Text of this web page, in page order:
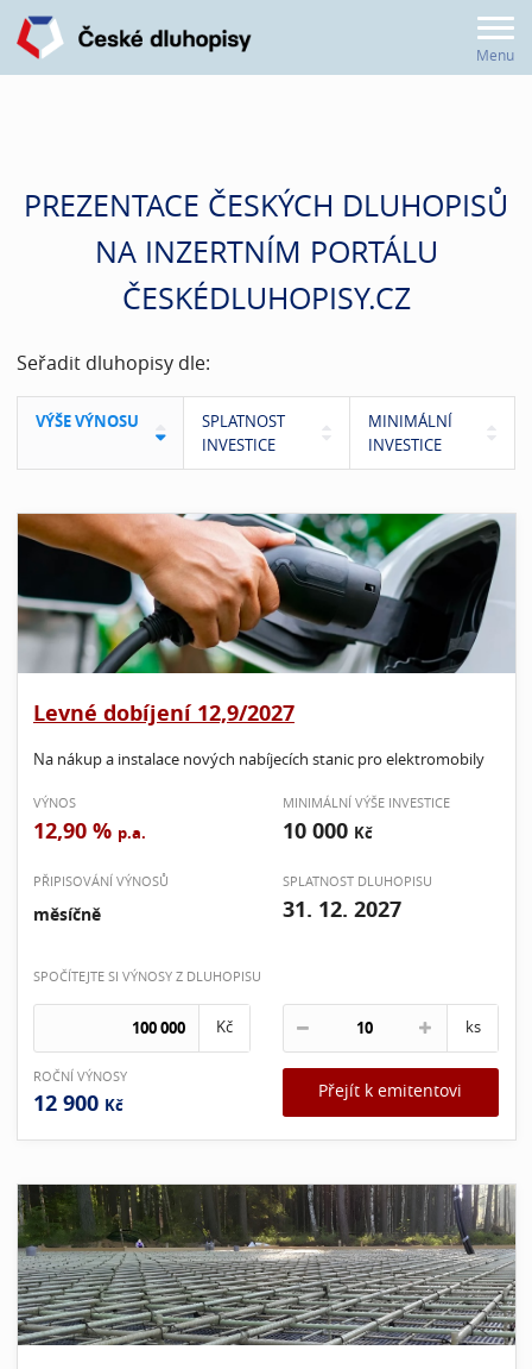
Menu
PREZENTACE ČESKÝCH DLUHOPISŮ
NA INZERTNÍM PORTÁLU
ČESKÉDLUHOPISY.CZ
Seřadit dluhopisy dle:
VÝŠE VÝNOSU
SPLATNOST
INVESTICE
MINIMÁLNÍ
INVESTICE
Levné dobíjení 12,9/2027
Na nákup a instalace nových nabíjecích stanic pro elektromobily
VÝNOS
12,90 % p.a.
MINIMÁLNÍ VÝŠE INVESTICE
10 000 Kč
PŘIPISOVÁNÍ VÝNOSŮ
měsíčně
SPLATNOST DLUHOPISU
31. 12. 2027
SPOČÍTEJTE SI VÝNOSY Z DLUHOPISU
Kč ks
ROČNÍ VÝNOSY
12 900 Kč
Přejít k emitentovi